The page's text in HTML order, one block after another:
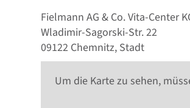
Fielmann AG & Co. Vita-Center
Wladimir-Sagorski-Str. 22
09122 Chemnitz, Stadt
Um die Karte zu sehen,